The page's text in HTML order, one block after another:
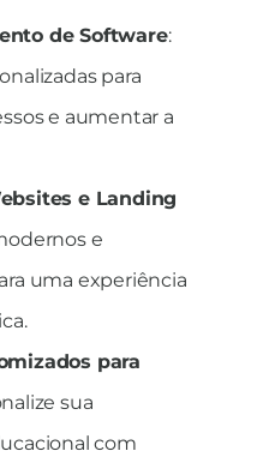
de Software:
para
e aumentar a
e Landing
e
uma experiência
para
sua
com